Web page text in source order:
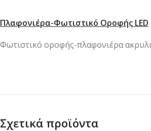
Πλαφονιέρα-Φωτιστικό Οροφής LED
Φωτιστικό οροφής-πλαφονιέρα
Σχετικά προϊόντα